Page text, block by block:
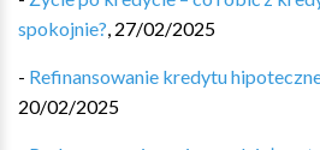
spokojnie?, 27/02/2025
- Refinansowanie kredytu
20/02/2025